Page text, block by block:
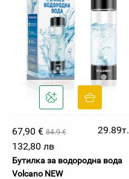
67,90 € 84.9 €
29.89т.
132,80 лв
Бутилка за водородна вода
Volcano NEW